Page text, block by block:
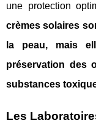
une protection
crèmes solaires
la peau, mais
préservation des
substances
Les